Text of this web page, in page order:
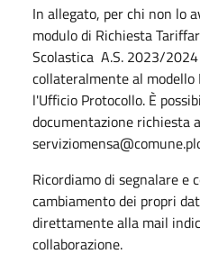
In allegato, per chi non lo
modulo di Richiesta
Scolastica A.S. 2023/
collateralmente al modello
l'Ufficio Protocollo. È
documentazione richiesta
Ricordiamo di segnalare e
cambiamento dei propri
direttamente alla mail
collaborazione.